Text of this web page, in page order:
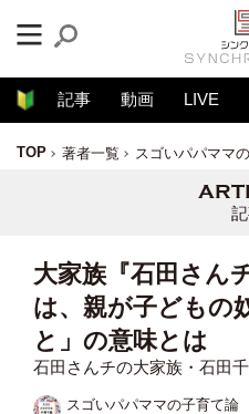
記事 動画 LIVE
TOP 著者一覧 スゴいパパママ
大家族『石田さん
は、親が子どもの
と」の意味とは
石田さんチの大家族・石田
スゴいパパママの子育て論